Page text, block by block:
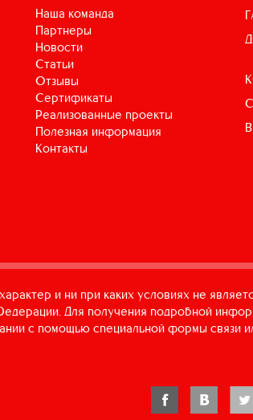
Наша команда
Партнеры
Новости
Статьи
Отзывы
Сертификаты
Реализованные проекты
Полезная информация
Контакты
и ни при каких условиях не
Для получения подробной
с помощью специальной формы связи